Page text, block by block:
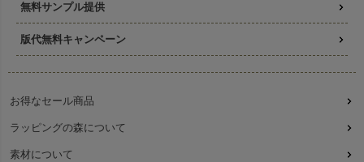
無料サンプル提供
版代無料キャンペーン
お得なセール商品
ラッピングの森について
素材について